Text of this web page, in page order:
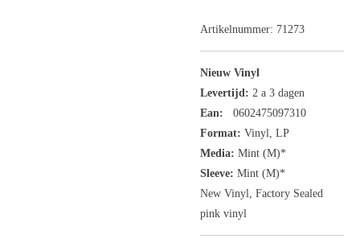
Artikelnummer: 71273
Nieuw Vinyl
Levertijd: 2 a 3 dagen
Ean:
0602475097310
Format: Vinyl, LP
Media: Mint (M)*
Sleeve: Mint (M)*
New Vinyl, Factory Sealed
pink vinyl